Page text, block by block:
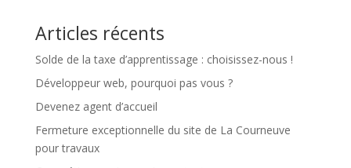
Articles récents
Solde de la taxe d’apprentissage : choisissez-nous !
Développeur web, pourquoi pas vous ?
Devenez agent d’accueil
Fermeture exceptionnelle du site de La Courneuve
pour travaux